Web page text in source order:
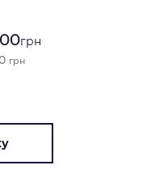
грн
грн